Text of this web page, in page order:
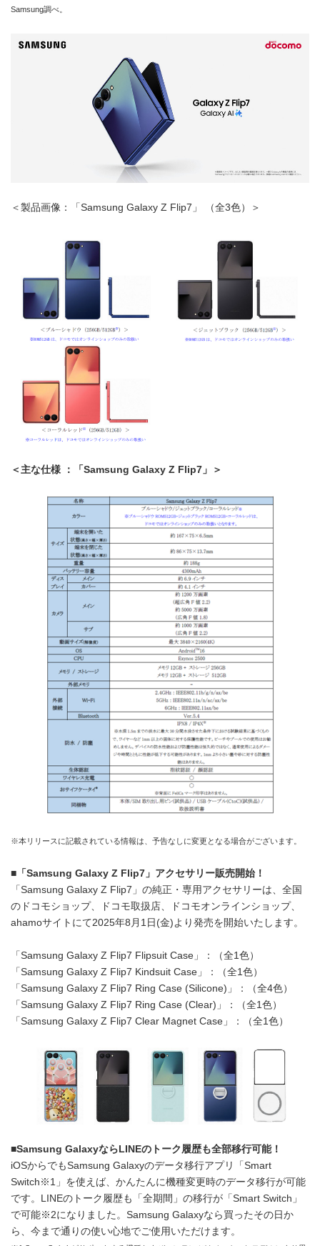
Samsung調べ。
＜製品画像：「Samsung Galaxy Z Flip7」 （全3色）＞
＜主な仕様 ：「 Samsung Galaxy Z Flip7 」＞
※本リリースに記載されている情報は、予告なしに変更となる場合がございます。
■ 「 Samsung Galaxy Z Flip7 」アクセサリー販売開始！
「Samsung Galaxy Z Flip7」の純正・専用アクセサリーは、全国
のドコモショップ、ドコモ取扱店、ドコモオンラインショップ、
ahamoサイトにて2025年8月1日(金)より発売を開始いたします。
「Samsung Galaxy Z Flip7 Flipsuit Case」：（全1色）
「Samsung Galaxy Z Flip7 Kindsuit Case」：（全1色）
「Samsung Galaxy Z Flip7 Ring Case (Silicone)」：（全4色）
「Samsung Galaxy Z Flip7 Ring Case (Clear)」：（全1色）
「Samsung Galaxy Z Flip7 Clear Magnet Case」：（全1色）
■Samsung Galaxyなら LINEのトーク履歴も全部移行可能！
iOSからでもSamsung Galaxyのデータ移行アプリ「Smart
Switch※1」を使えば、かんたんに機種変更時のデータ移行が可能
です。LINEのトーク履歴も「全期間」の移行が「Smart Switch」
で可能※2になりました。Samsung Galaxyなら買ったその日か
ら、今まで通りの使い心地でご使用いただけます。